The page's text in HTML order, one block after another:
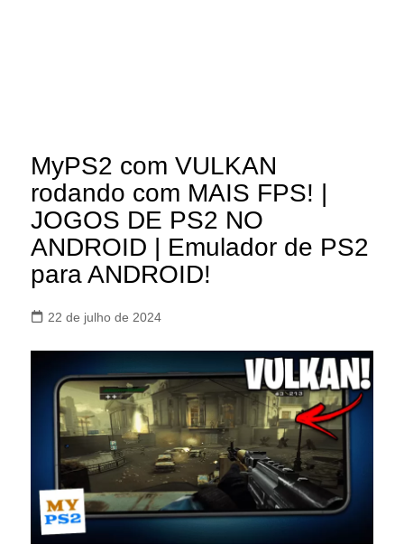
MyPS2 com VULKAN
rodando com MAIS FPS! |
JOGOS DE PS2 NO
ANDROID | Emulador de PS2
para ANDROID!
22 de julho de 2024